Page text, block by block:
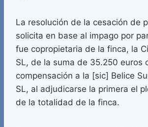
La resolución de la cesación de
solicita en base al impago por
fue copropietaria de la finca, la
SL, de la suma de 35.250 euros
compensación a la [sic] Belice
SL, al adjudicarse la primera el
de la totalidad de la finca.